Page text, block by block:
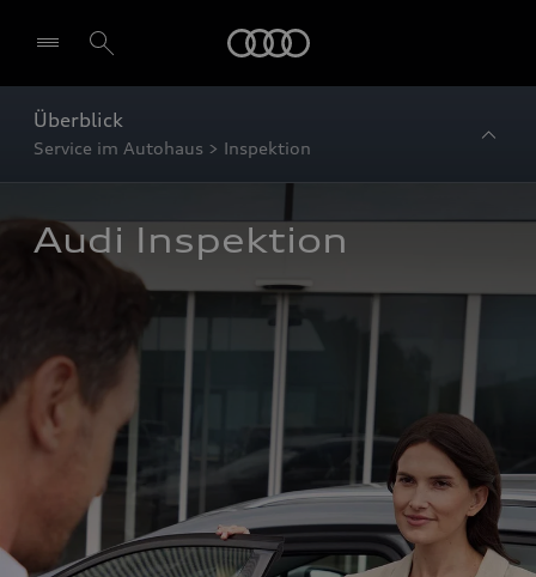
Überblick
Service im Autohaus > Inspektion
Audi Inspektion